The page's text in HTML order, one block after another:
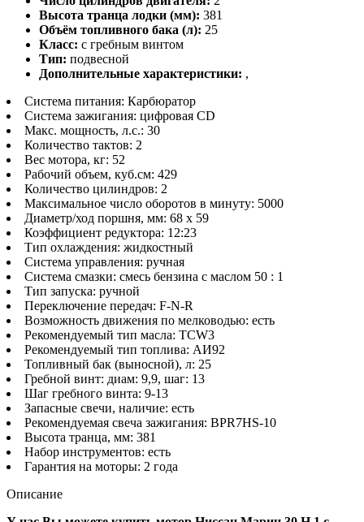
Высота транца лодки (мм): 381
Объём топливного бака (л): 25
Класс: с гребным винтом
Тип: подвесной
Дополнительные характеристики: ,
Система питания: Карбюратор
Система зажигания: цифровая CD
Макс. мощность, л.с.: 30
Количество тактов: 2
Вес мотора, кг: 52
Рабочий объем, куб.см: 429
Количество цилиндров: 2
Максимальное число оборотов в минуту: 5000
Диаметр/ход поршня, мм: 68 х 59
Коэффициент редуктора: 12:23
Тип охлаждения: жидкостный
Система управления: ручная
Система смазки: смесь бензина с маслом 50 : 1
Тип запуска: ручной
Переключение передач: F-N-R
Возможность движения по мелководью: есть
Рекомендуемый тип масла: TСW3
Рекомендуемый тип топлива: АИ92
Топливный бак (выносной), л: 25
Гребной винт: диам: 9,9, шаг: 13
Шаг гребного винта: 9-13
Запасные свечи, наличие: есть
Рекомендуемая свеча зажигания: BPR7HS-10
Высота транца, мм: 381
Набор инструментов: есть
Гарантия на моторы: 2 года
Описание